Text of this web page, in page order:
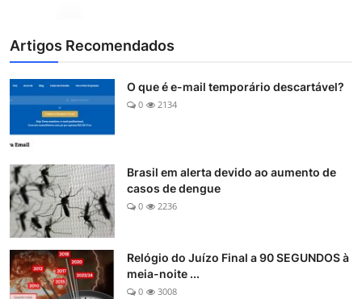
Artigos Recomendados
O que é e-mail temporário descartável?
0 2134
Brasil em alerta devido ao aumento de
casos de dengue
0 2236
Relógio do Juízo Final a 90 SEGUNDOS à
meia-noite ...
0 3008